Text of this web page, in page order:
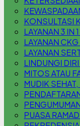
KONSULTASI
LAYANAN 3 IN
LAYANAN
LAYANAN
LINDUNGI
MITOS ATAU
MUDIK
PUASA